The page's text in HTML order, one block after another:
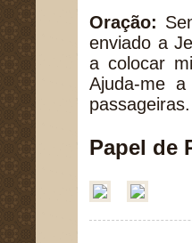
Oração:
enviado a
a colocar
Ajuda-me
Papel de